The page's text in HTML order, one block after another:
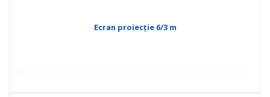
Ecran proiecție 6/3 m